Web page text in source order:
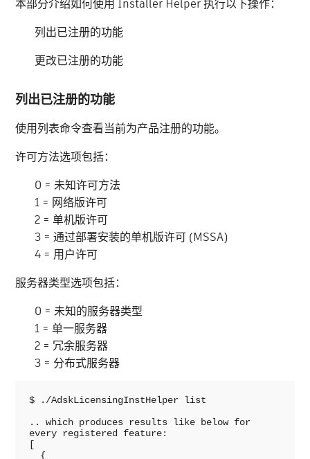
本部分介绍如何使用 Installer Helper 执行以下操作：
列出已注册的功能
更改已注册的功能
列出已注册的功能
使用列表命令查看当前为产品注册的功能。
许可方法选项包括：
0 = 未知许可方法
1 = 网络版许可
2 = 单机版许可
3 = 通过部署安装的单机版许可 (MSSA)
4 = 用户许可
服务器类型选项包括：
0 = 未知的服务器类型
1 = 单一服务器
2 = 冗余服务器
3 = 分布式服务器
$ ./AdskLicensingInstHelper list
.. which produces results like below for
every registered feature:
[